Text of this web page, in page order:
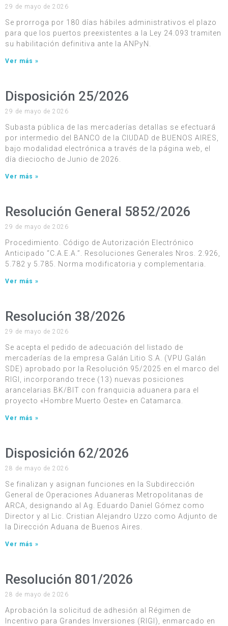
29 de mayo de 2026
Se prorroga por 180 días hábiles administrativos el plazo
para que los puertos preexistentes a la Ley 24.093 tramiten
su habilitación definitiva ante la ANPyN.
Ver más »
Disposición 25/2026
29 de mayo de 2026
Subasta pública de las mercaderías detallas se efectuará
por intermedio del BANCO de la CIUDAD de BUENOS AIRES,
bajo modalidad electrónica a través de la página web, el
día dieciocho de Junio de 2026.
Ver más »
Resolución General 5852/2026
29 de mayo de 2026
Procedimiento. Código de Autorización Electrónico
Anticipado “C.A.E.A.”. Resoluciones Generales Nros. 2.926,
5.782 y 5.785. Norma modificatoria y complementaria.
Ver más »
Resolución 38/2026
29 de mayo de 2026
Se acepta el pedido de adecuación del listado de
mercaderías de la empresa Galán Litio S.A. (VPU Galán
SDE) aprobado por la Resolución 95/2025 en el marco del
RIGI, incorporando trece (13) nuevas posiciones
arancelarias BK/BIT con franquicia aduanera para el
proyecto «Hombre Muerto Oeste» en Catamarca.
Ver más »
Disposición 62/2026
28 de mayo de 2026
Se finalizan y asignan funciones en la Subdirección
General de Operaciones Aduaneras Metropolitanas de
ARCA, designando al Ag. Eduardo Daniel Gómez como
Director y al Lic. Cristian Alejandro Uzzo como Adjunto de
la Dirección Aduana de Buenos Aires.
Ver más »
Resolución 801/2026
28 de mayo de 2026
Aprobación la solicitud de adhesión al Régimen de
Incentivo para Grandes Inversiones (RIGI), enmarcado en